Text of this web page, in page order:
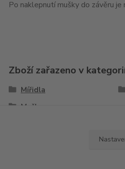
Po naklepnutí mušky do závěru
Zboží zařazeno v
Mířidla
Mušky